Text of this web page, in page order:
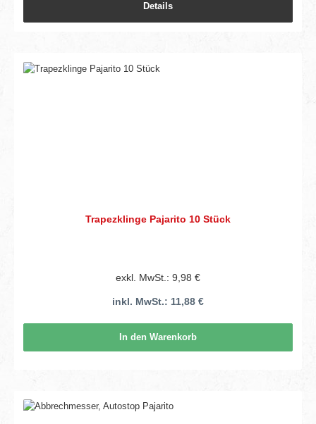
Details
Trapezklinge Pajarito 10 Stück
exkl. MwSt.: 9,98 €
inkl. MwSt.: 11,88 €
In den Warenkorb